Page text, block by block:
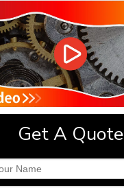
Get A Quote